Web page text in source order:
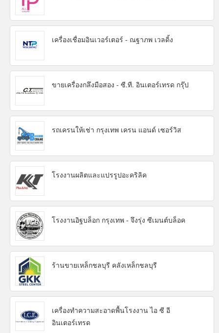
เครื่องเชื่อมอินเวอร์เตอร์ - ณฐาภพ เวลดิ้ง
ขายเครื่องกลึงมือสอง - ซี.ที. อินเตอร์เทรด กรุ๊ป
รถเครนให้เช่า กรุงเทพ เครน แอนด์ เซอร์วิส
โรงงานผลิตและแปรรูปอะคริลิค
โรงงานอิฐบล็อก กรุงเทพ - จึงรุ่ง ซีเมนต์บล็อค
ร้านขายเหล็กชลบุรี คลังเหล็กชลบุรี
เครื่องทำความสะอาดพื้นโรงงาน ไอ ซี อี
อินเตอร์เทรด